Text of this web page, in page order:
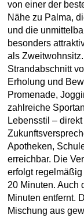
von einer der
Nähe zu Palma,
und die
besonders
als
Strandabschnitt
Erholung und
Promenade,
zahlreiche
Lebensstil –
Apotheken,
erreichbar. Die
erfolgt
20 Minuten. Auch
Minuten entfernt.
Mischung aus